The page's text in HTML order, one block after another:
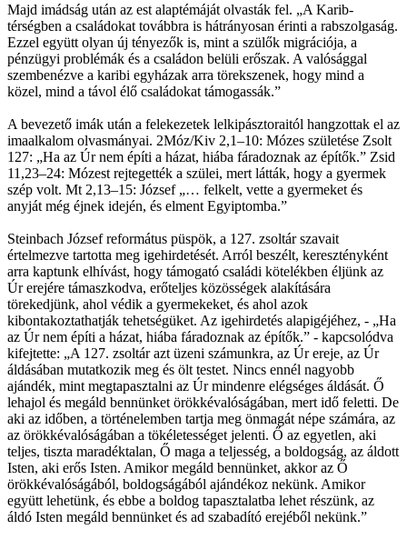
Majd imádság után az est alaptémáját olvasták fel. „A Karib-
térségben a családokat továbbra is hátrányosan érinti a rabszolgaság.
Ezzel együtt olyan új tényezők is, mint a szülők migrációja, a
pénzügyi problémák és a családon belüli erőszak. A valósággal
szembenézve a karibi egyházak arra törekszenek, hogy mind a
közel, mind a távol élő családokat támogassák.”
A bevezető imák után a felekezetek lelkipásztoraitól hangzottak el az
imaalkalom olvasmányai. 2Móz/Kiv 2,1–10: Mózes születése Zsolt
127: „Ha az Úr nem építi a házat, hiába fáradoznak az építők.” Zsid
11,23–24: Mózest rejtegették a szülei, mert látták, hogy a gyermek
szép volt. Mt 2,13–15: József „… felkelt, vette a gyermeket és
anyját még éjnek idején, és elment Egyiptomba.”
Steinbach József református püspök, a 127. zsoltár szavait
értelmezve tartotta meg igehirdetését. Arról beszélt, keresztényként
arra kaptunk elhívást, hogy támogató családi kötelékben éljünk az
Úr erejére támaszkodva, erőteljes közösségek alakítására
törekedjünk, ahol védik a gyermekeket, és ahol azok
kibontakoztathatják tehetségüket. Az igehirdetés alapigéjéhez, - „Ha
az Úr nem építi a házat, hiába fáradoznak az építők.” - kapcsolódva
kifejtette: „A 127. zsoltár azt üzeni számunkra, az Úr ereje, az Úr
áldásában mutatkozik meg és ölt testet. Nincs ennél nagyobb
ajándék, mint megtapasztalni az Úr mindenre elégséges áldását. Ő
lehajol és megáld bennünket örökkévalóságában, mert idő feletti. De
aki az időben, a történelemben tartja meg önmagát népe számára, az
az örökkévalóságában a tökéletességet jelenti. Ő az egyetlen, aki
teljes, tiszta maradéktalan, Ő maga a teljesség, a boldogság, az áldott
Isten, aki erős Isten. Amikor megáld bennünket, akkor az Ő
örökkévalóságából, boldogságából ajándékoz nekünk. Amikor
együtt lehetünk, és ebbe a boldog tapasztalatba lehet részünk, az
áldó Isten megáld bennünket és ad szabadító erejéből nekünk.”